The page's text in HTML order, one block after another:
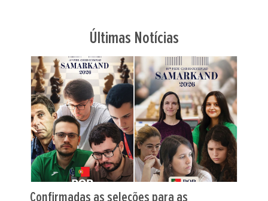
Últimas Notícias
para as
Maia abre semana de xadrez